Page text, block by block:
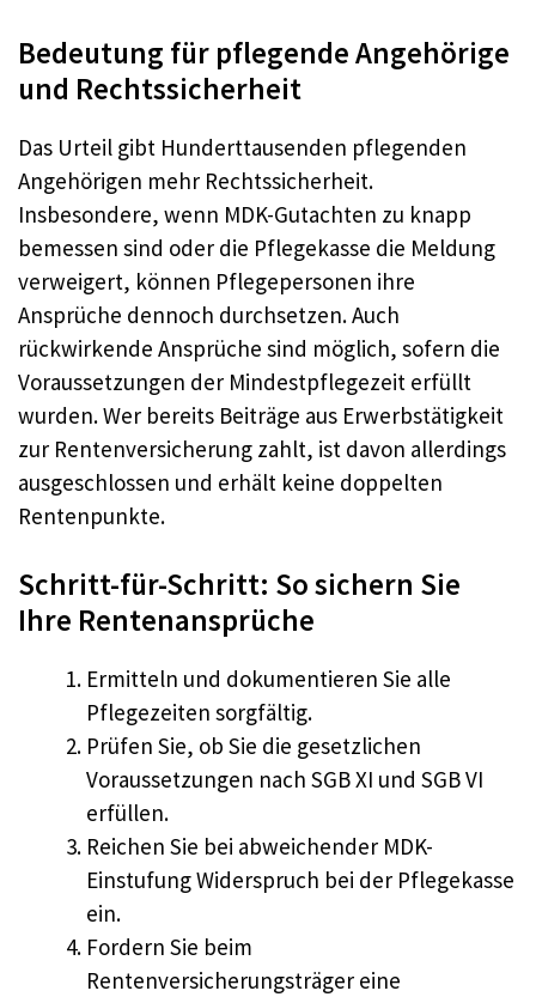
Bedeutung für pflegende Angehörige
und Rechtssicherheit
Das Urteil gibt Hunderttausenden pflegenden
Angehörigen mehr Rechtssicherheit.
Insbesondere, wenn MDK-Gutachten zu knapp
bemessen sind oder die Pflegekasse die Meldung
verweigert, können Pflegepersonen ihre
Ansprüche dennoch durchsetzen. Auch
rückwirkende Ansprüche sind möglich, sofern die
Voraussetzungen der Mindestpflegezeit erfüllt
wurden. Wer bereits Beiträge aus Erwerbstätigkeit
zur Rentenversicherung zahlt, ist davon allerdings
ausgeschlossen und erhält keine doppelten
Rentenpunkte.
Schritt-für-Schritt: So sichern Sie
Ihre Rentenansprüche
Ermitteln und dokumentieren Sie alle
Pflegezeiten sorgfältig.
Prüfen Sie, ob Sie die gesetzlichen
Voraussetzungen nach SGB XI und SGB VI
erfüllen.
Reichen Sie bei abweichender MDK-
Einstufung Widerspruch bei der Pflegekasse
ein.
Fordern Sie beim
Rentenversicherungsträger eine